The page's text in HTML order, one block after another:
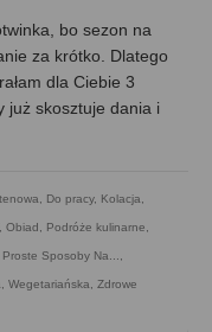
bo sezon na
za krótko. Dlatego
dla Ciebie 3
już skosztuje dania i
Do pracy, Kolacja
Obiad Podróże kulinarne
Sposoby Na...
Wegetariańska Zdrowe